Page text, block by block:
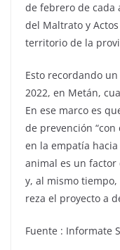
de febrero de cada
del Maltrato y
territorio de la
Esto recordando
2022, en Metán,
En ese marco es
de prevención
en la empatía
animal es un factor
y, al mismo tiempo,
reza el proyecto a
Fuente : Informate